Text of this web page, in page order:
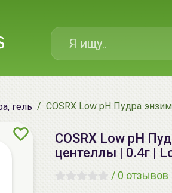
гель COSRX Low pH Пудра
COSRX Low pH
центеллы | 0.4г |
/ 0 отзывов